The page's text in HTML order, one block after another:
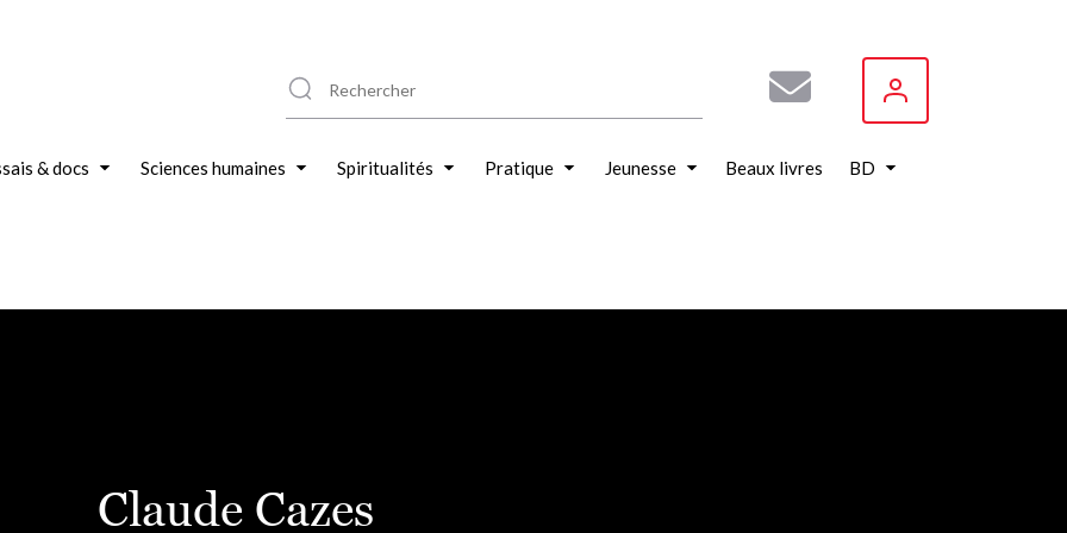
& docs Sciences humaines Spiritualités Pratique Jeunesse Beaux livres BD
Claude Cazes